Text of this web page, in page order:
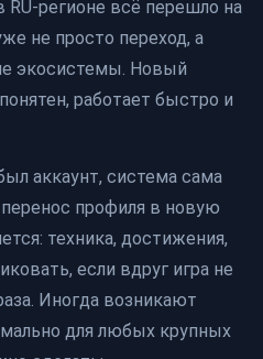
RU-регионе всё перешло на
не просто переход, а
экосистемы. Новый
работает быстро и
аккаунт, система сама
профиля в новую
техника, достижения,
если вдруг игра не
Иногда возникают
для любых крупных